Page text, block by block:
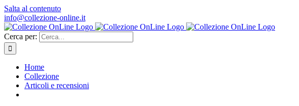
Salta al contenuto
info@collezione-online.it
Cerca per:
Home
Collezione
Articoli e recensioni